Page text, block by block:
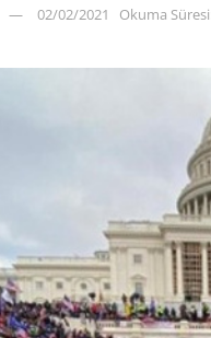
02/02/2021 Okuma